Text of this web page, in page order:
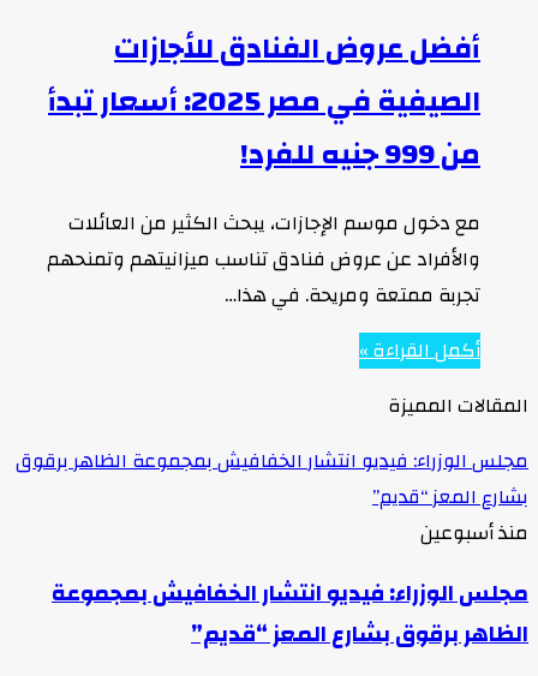
أفضل عروض الفنادق للأجازات
الصيفية في مصر 2025: أسعار تبدأ
من 999 جنيه للفرد!
مع دخول موسم الإجازات، يبحث الكثير من العائلات
والأفراد عن عروض فنادق تناسب ميزانيتهم وتمنحهم
تجربة ممتعة ومريحة. في هذا…
أكمل القراءة »
المقالات المميزة
مجلس الوزراء: فيديو انتشار الخفافيش بمجموعة الظاهر برقوق
بشارع المعز “قديم”
منذ أسبوعين
مجلس الوزراء: فيديو انتشار الخفافيش بمجموعة
الظاهر برقوق بشارع المعز “قديم”